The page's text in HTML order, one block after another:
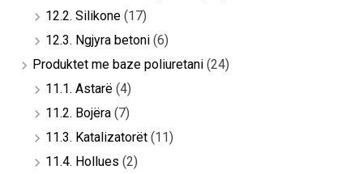
12.2. Silikone (17)
12.3. Ngjyra betoni (6)
Produktet me baze poliuretani (24)
11.1. Astarë (4)
11.2. Bojëra (7)
11.3. Katalizatorët (11)
11.4. Hollues (2)